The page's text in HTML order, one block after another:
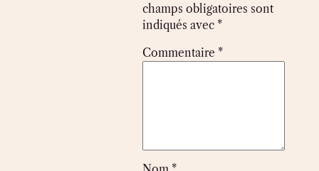
champs obligatoires sont
indiqués avec *
Commentaire *